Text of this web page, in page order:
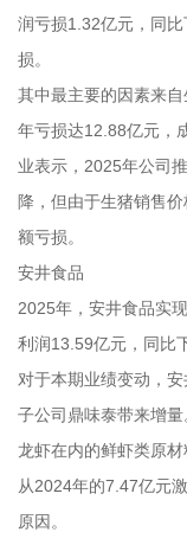
润亏损1.32亿元，同
损。
其中最主要的因素来
年亏损达12.88亿元，
业表示，2025年公司
降，但由于生猪销售
额亏损。
安井食品
2025年，安井食品实
利润13.59亿元，同比
对于本期业绩变动，
子公司鼎味泰带来增
龙虾在内的鲜虾类原
从2024年的7.47亿元
原因。